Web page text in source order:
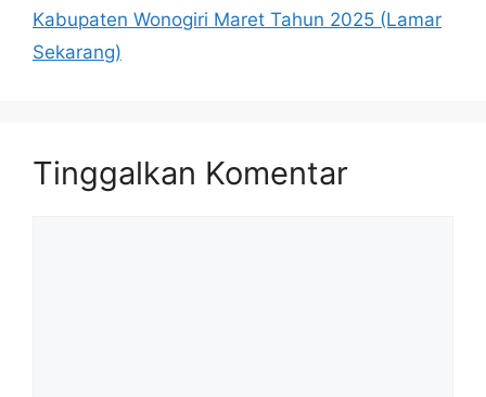
Kabupaten Wonogiri Maret Tahun 2025 (Lamar
Sekarang)
Tinggalkan Komentar